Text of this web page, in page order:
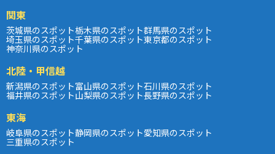
関東
茨城県のスポット栃木県のスポット群馬県のスポット
埼玉県のスポット千葉県のスポット東京都のスポット
神奈川県のスポット
北陸・甲信越
新潟県のスポット富山県のスポット石川県のスポット
福井県のスポット山梨県のスポット長野県のスポット
東海
岐阜県のスポット静岡県のスポット愛知県のスポット
三重県のスポット